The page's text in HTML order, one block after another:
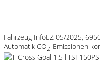
Fahrzeug-InfoEZ 05/2025,
Automatik CO2-Emissionen